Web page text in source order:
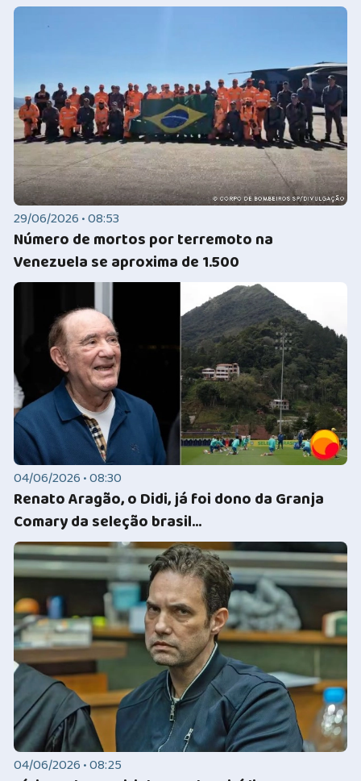
29/06/2026 • 08:53
Número de mortos por terremoto na
Venezuela se aproxima de 1.500
04/06/2026 • 08:30
Renato Aragão, o Didi, já foi dono da Granja
Comary da seleção brasil...
04/06/2026 • 08:25